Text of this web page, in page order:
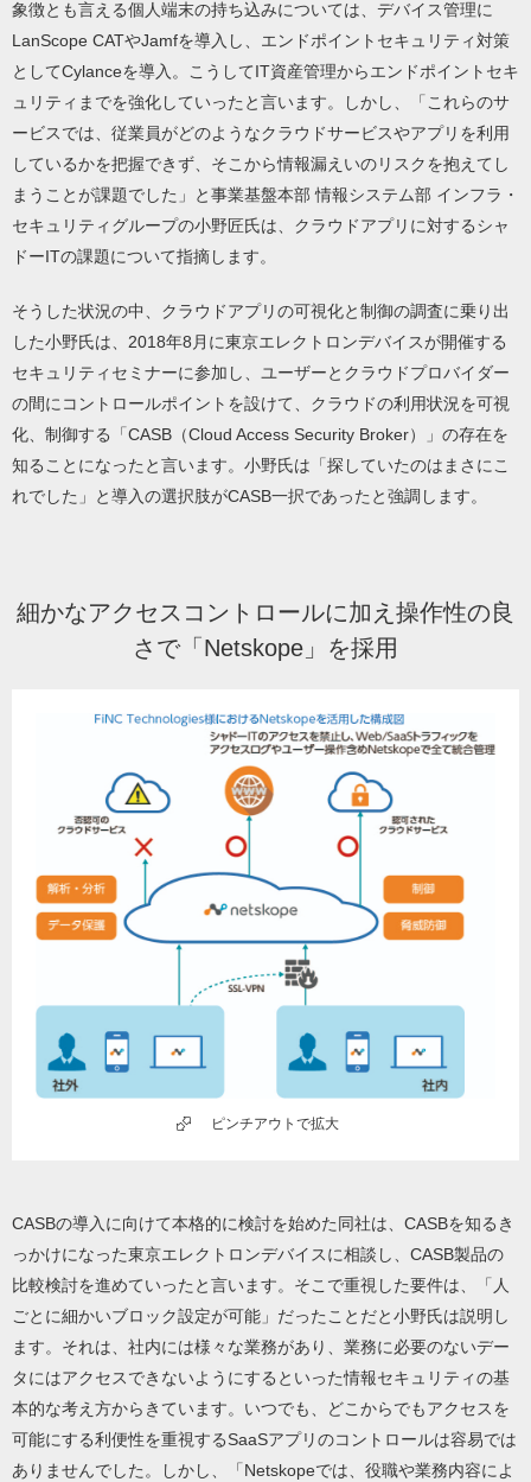
象徴とも言える個人端末の持ち込みについては、デバイス管理に
LanScope CATやJamfを導入し、エンドポイントセキュリティ対策
としてCylanceを導入。こうしてIT資産管理からエンドポイントセキ
ュリティまでを強化していったと言います。しかし、「これらのサ
ービスでは、従業員がどのようなクラウドサービスやアプリを利用
しているかを把握できず、そこから情報漏えいのリスクを抱えてし
まうことが課題でした」と事業基盤本部 情報システム部 インフラ・
セキュリティグループの小野匠氏は、クラウドアプリに対するシャ
ドーITの課題について指摘します。
そうした状況の中、クラウドアプリの可視化と制御の調査に乗り出
した小野氏は、2018年8月に東京エレクトロンデバイスが開催する
セキュリティセミナーに参加し、ユーザーとクラウドプロバイダー
の間にコントロールポイントを設けて、クラウドの利用状況を可視
化、制御する「CASB（Cloud Access Security Broker）」の存在を
知ることになったと言います。小野氏は「探していたのはまさにこ
れでした」と導入の選択肢がCASB一択であったと強調します。
細かなアクセスコントロールに加え操作性の良
さで「Netskope」を採用
ピンチアウトで拡大
CASBの導入に向けて本格的に検討を始めた同社は、CASBを知るき
っかけになった東京エレクトロンデバイスに相談し、CASB製品の
比較検討を進めていったと言います。そこで重視した要件は、「人
ごとに細かいブロック設定が可能」だったことだと小野氏は説明し
ます。それは、社内には様々な業務があり、業務に必要のないデー
タにはアクセスできないようにするといった情報セキュリティの基
本的な考え方からきています。いつでも、どこからでもアクセスを
可能にする利便性を重視するSaaSアプリのコントロールは容易では
ありませんでした。しかし、「Netskopeでは、役職や業務内容によ